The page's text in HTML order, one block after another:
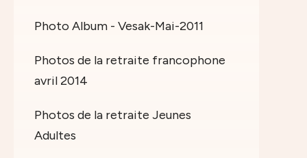
Photo Album - Vesak-Mai-2011
Photos de la retraite francophone
avril 2014
Photos de la retraite Jeunes
Adultes